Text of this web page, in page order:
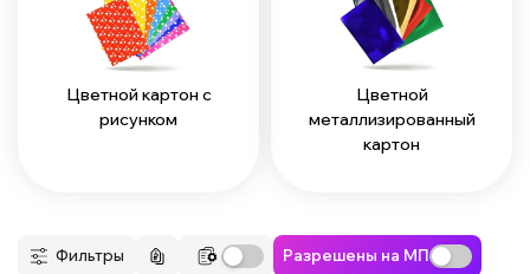
Цветной картон с
рисунком
Цветной
металлизированный
картон
Фильтры Разрешены на МП